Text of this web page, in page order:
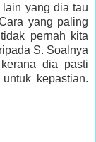
yang dia tau
yang paling
pernah kita
S. Soalnya
dia pasti
kepastian.